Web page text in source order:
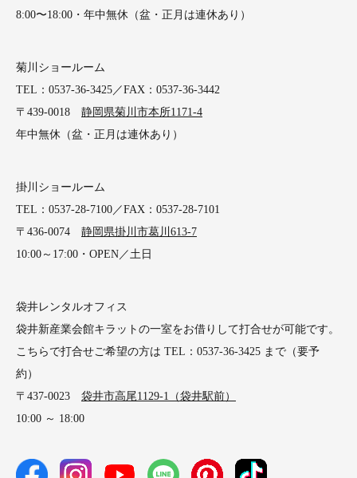
8:00〜18:00・年中無休（盆・正月は連休あり）
菊川ショールーム
TEL：0537-36-3425／FAX：0537-36-3442
〒439-0018 静岡県菊川市本所1171-4
年中無休（盆・正月は連休あり）
掛川ショールーム
TEL：0537-28-7100／FAX：0537-28-7101
〒436-0074 静岡県掛川市葛川613-7
10:00～17:00・OPEN／土日
袋井レンタルオフィス
袋井新産業会館キラットの一室をお借りして打合せが可能です。
こちらで打合せご希望の方は TEL：0537-36-3425 まで（要予
約）
〒437-0023 袋井市高尾1129-1（袋井駅前）
10:00 ～ 18:00